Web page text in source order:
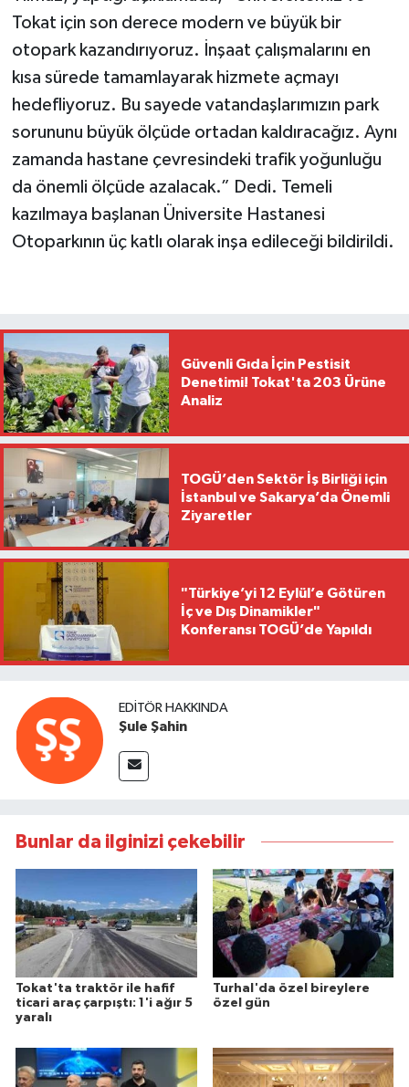
Tokat için son derece modern ve büyük bir
otopark kazandırıyoruz. İnşaat çalışmalarını en
kısa sürede tamamlayarak hizmete açmayı
hedefliyoruz. Bu sayede vatandaşlarımızın park
sorununu büyük ölçüde ortadan kaldıracağız. Aynı
zamanda hastane çevresindeki trafik yoğunluğu
da önemli ölçüde azalacak.” Dedi. Temeli
kazılmaya başlanan Üniversite Hastanesi
Otoparkının üç katlı olarak inşa edileceği bildirildi.
Güvenli Gıda İçin Pestisit
Denetimi! Tokat'ta 203 Ürüne
Analiz
TOGÜ’den Sektör İş Birliği için
İstanbul ve Sakarya’da Önemli
Ziyaretler
"Türkiye’yi 12 Eylül’e Götüren
İç ve Dış Dinamikler"
Konferansı TOGÜ’de Yapıldı
EDITÖR HAKKINDA
Şule Şahin
Bunlar da ilginizi çekebilir
Tokat'ta traktör ile hafif
ticari araç çarpıştı: 1'i ağır 5
yaralı
Turhal'da özel bireylere
özel gün